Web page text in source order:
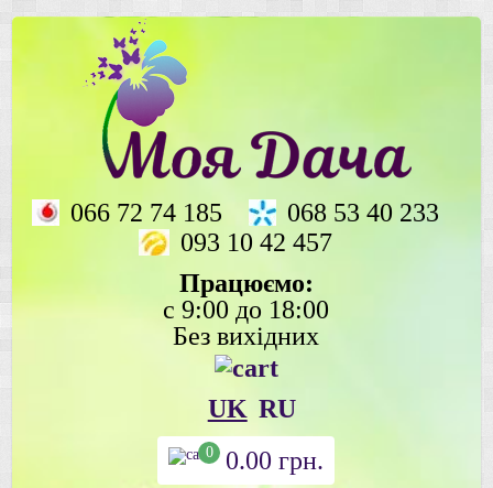
066 72 74 185
068 53 40 233
093 10 42 457
Працюємо:
с 9:00 до 18:00
Без вихідних
UK RU
0 0.00грн.